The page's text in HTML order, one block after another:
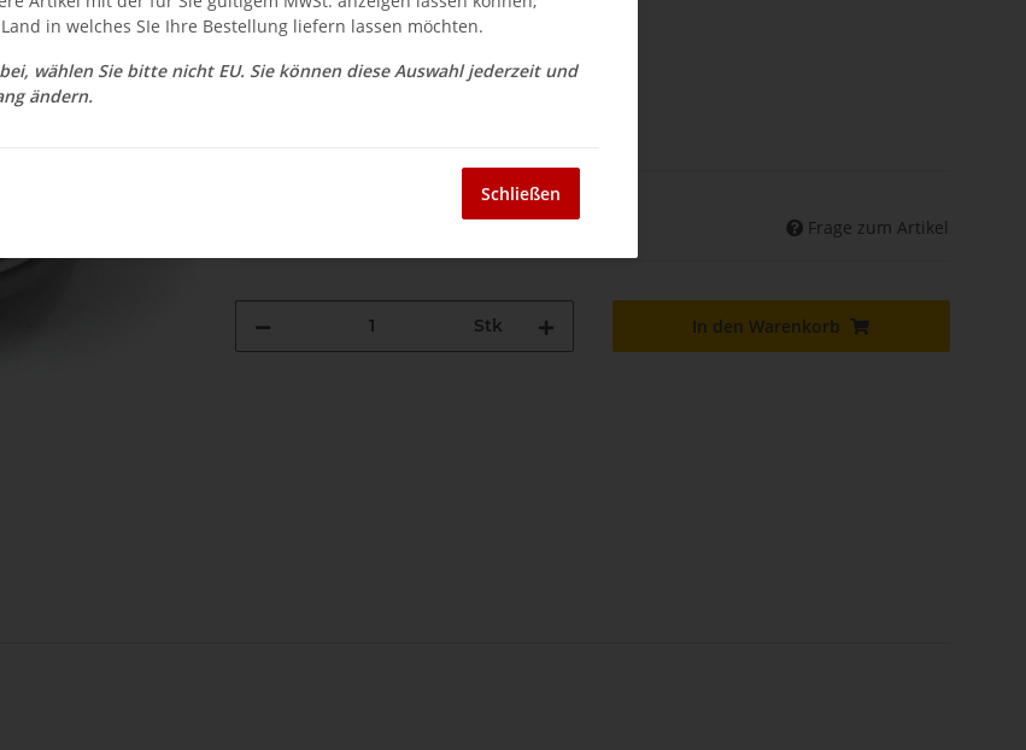
$ 29.70
Frage zum Artikel
Stk In den Warenkorb
in welches SIe Ihre Bestellung liefern lassen möchten.
wählen Sie bitte nicht EU. Sie können diese Auswahl jederzeit und
ändern.
Schließen